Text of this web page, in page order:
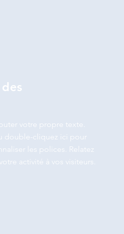
votre propre texte.
double-cliquez ici pour
les polices. Relatez
activité à vos visiteurs.